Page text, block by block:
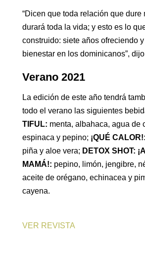
“Dicen que toda relación que dure
durará toda la vida; y esto es lo
construido: siete años ofreciendo
bienestar en los dominicanos”,
Verano 2021
La edición de este año tendrá
todo el verano las siguientes
TIFUL: menta, albahaca, agua de
espinaca y pepino; ¡QUÉ CALOR!
piña y aloe vera; DETOX SHOT:
MAMÁ!: pepino, limón, jengibre,
aceite de orégano, echinacea y
cayena.
VER REVISTA